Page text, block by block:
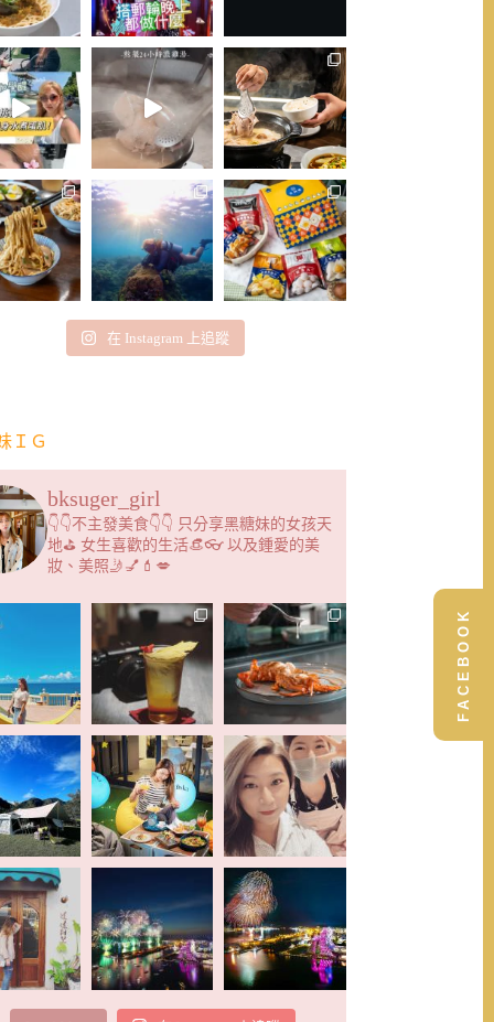
在 Instagram 上追蹤
ＩＧ
bksuger_girl
👇👇不主發美食👇👇 只分享黑糖妹的女孩天
地⛳️ 女生喜歡的生活👒👓 以及鍾愛的美
妝、美照🤳💅💄💋
FACEBOOK